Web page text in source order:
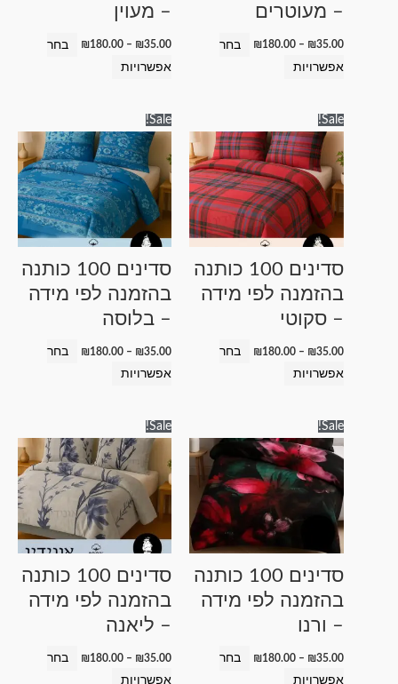
– מעוטרים
₪35.00
–
₪ 180.00
בחר
אפשרויות
בעמוד
– מעוין
₪35.00
–
₪ 180.00
בחר
אפשרויות
Sale!
סדינים 100 כותנה
בהזמנה לפי מידה
– סקוטי
₪35.00
–
₪180.00
מחירים:
⁦₪35.00⁩
עד
⁦₪180.00⁩
בחר
אפשרויות
זה
יש
מספר
סוגים.
ניתן
את
האפשרויות
בעמוד
Sale!
סדינים 100 כותנה
בהזמנה לפי מידה
– בלוסה
₪35.00
–
₪180.00
מחירים:
⁦₪35.00⁩
עד
⁦₪180.00⁩
בחר
אפשרויות
זה
יש
מספר
סוגים.
ניתן
את
האפשרויות
בעמוד
Sale!
סדינים 100 כותנה
בהזמנה לפי מידה
– ורנו
₪35.00
–
₪180.00
מחירים:
עד
⁦₪180.00⁩
בחר
אפשרויות
זה
יש
מספר
סוגים.
ניתן
את
האפשרויות
Sale!
סדינים 100 כותנה
בהזמנה לפי מידה
– ליאנה
₪35.00
–
₪180.00
מחירים:
⁦₪35.00⁩
עד
⁦₪180.00⁩
בחר
אפשרויות
זה
יש
מספר
סוגים.
ניתן
את
האפשרויות
בעמוד